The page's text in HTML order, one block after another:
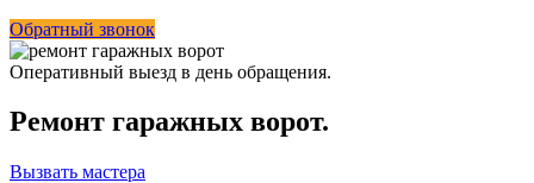
Обратный звонок
Оперативный выезд в день обращения.
Ремонт гаражных ворот.
Вызвать мастера